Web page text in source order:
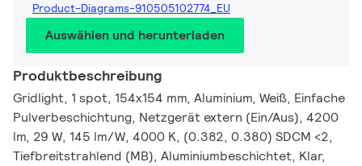
Product-Diagrams-910505102774_EU
Auswählen und herunterladen
Produktbeschreibung
Gridlight, 1 spot, 154x154 mm, Aluminium, Weiß, Einfache
Pulverbeschichtung, Netzgerät extern (Ein/Aus), 4200
lm, 29 W, 145 lm/W, 4000 K, (0.382, 0.380) SDCM <2,
Tiefbreitstrahlend (MB), Aluminiumbeschichtet, Klar,